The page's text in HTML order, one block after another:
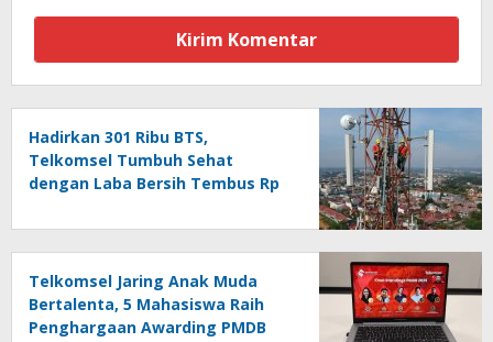
Hadirkan 301 Ribu BTS,
Telkomsel Tumbuh Sehat
dengan Laba Bersih Tembus Rp
Telkomsel Jaring Anak Muda
Bertalenta, 5 Mahasiswa Raih
Penghargaan Awarding PMDB